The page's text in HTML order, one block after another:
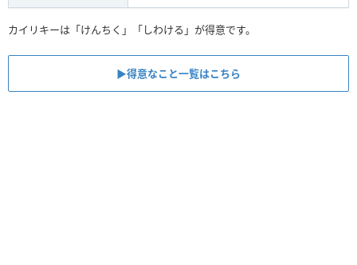
カイリキーは「けんちく」「しわける」が得意です。
▶︎得意なこと一覧はこちら